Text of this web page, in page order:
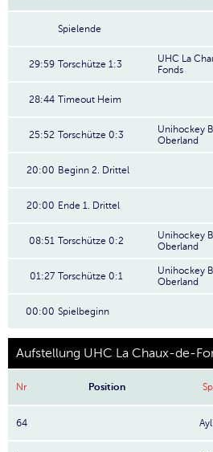
Spielende
29:59 Torschütze 1:3
UHC La
Fonds
28:44 Timeout Heim
25:52 Torschütze 0:3
Unihockey
Oberland
20:00 Beginn 2. Drittel
20:00 Ende 1. Drittel
08:51 Torschütze 0:2
Unihockey
Oberland
01:27 Torschütze 0:1
Unihockey
Oberland
00:00 Spielbeginn
Aufstellung UHC La Chaux-de-
Nr Position
64